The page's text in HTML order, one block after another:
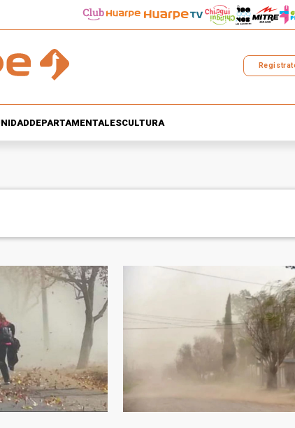
DEPARTAMENTALESCULTURA